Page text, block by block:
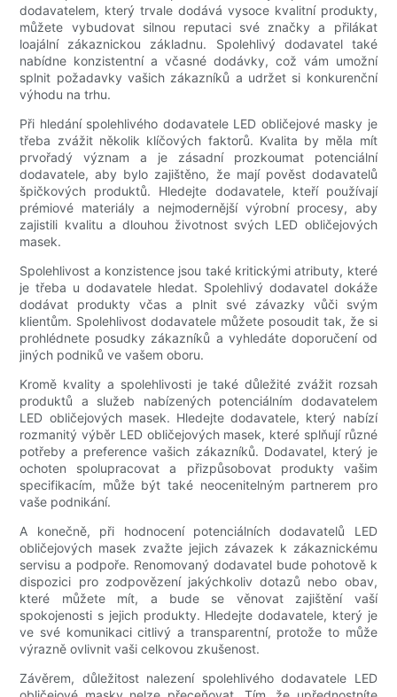
dodavatelem, který trvale dodává vysoce kvalitní produkty,
můžete vybudovat silnou reputaci své značky a přilákat
loajální zákaznickou základnu. Spolehlivý dodavatel také
nabídne konzistentní a včasné dodávky, což vám umožní
splnit požadavky vašich zákazníků a udržet si konkurenční
výhodu na trhu.
Při hledání spolehlivého dodavatele LED obličejové masky je
třeba zvážit několik klíčových faktorů. Kvalita by měla mít
prvořadý význam a je zásadní prozkoumat potenciální
dodavatele, aby bylo zajištěno, že mají pověst dodavatelů
špičkových produktů. Hledejte dodavatele, kteří používají
prémiové materiály a nejmodernější výrobní procesy, aby
zajistili kvalitu a dlouhou životnost svých LED obličejových
masek.
Spolehlivost a konzistence jsou také kritickými atributy, které
je třeba u dodavatele hledat. Spolehlivý dodavatel dokáže
dodávat produkty včas a plnit své závazky vůči svým
klientům. Spolehlivost dodavatele můžete posoudit tak, že si
prohlédnete posudky zákazníků a vyhledáte doporučení od
jiných podniků ve vašem oboru.
Kromě kvality a spolehlivosti je také důležité zvážit rozsah
produktů a služeb nabízených potenciálním dodavatelem
LED obličejových masek. Hledejte dodavatele, který nabízí
rozmanitý výběr LED obličejových masek, které splňují různé
potřeby a preference vašich zákazníků. Dodavatel, který je
ochoten spolupracovat a přizpůsobovat produkty vašim
specifikacím, může být také neocenitelným partnerem pro
vaše podnikání.
A konečně, při hodnocení potenciálních dodavatelů LED
obličejových masek zvažte jejich závazek k zákaznickému
servisu a podpoře. Renomovaný dodavatel bude pohotově k
dispozici pro zodpovězení jakýchkoliv dotazů nebo obav,
které můžete mít, a bude se věnovat zajištění vaší
spokojenosti s jejich produkty. Hledejte dodavatele, který je
ve své komunikaci citlivý a transparentní, protože to může
výrazně ovlivnit vaši celkovou zkušenost.
Závěrem, důležitost nalezení spolehlivého dodavatele LED